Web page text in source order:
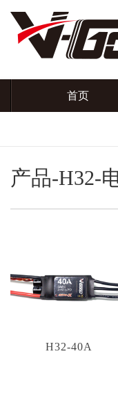
首页
产品-H32-
H32-40A